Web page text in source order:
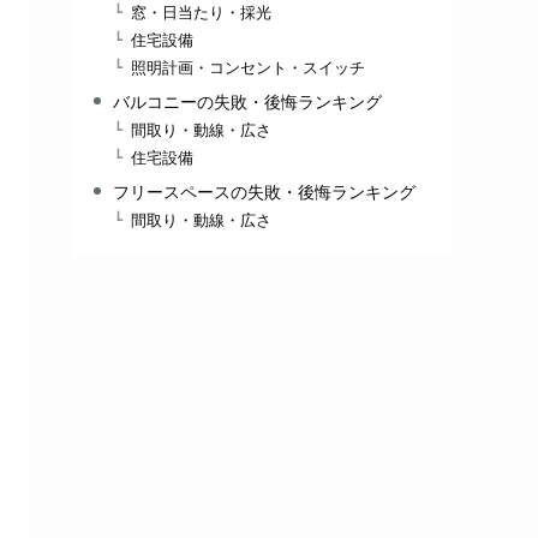
窓・日当たり・採光
住宅設備
照明計画・コンセント・スイッチ
バルコニーの失敗・後悔ランキング
間取り・動線・広さ
住宅設備
フリースペースの失敗・後悔ランキング
間取り・動線・広さ